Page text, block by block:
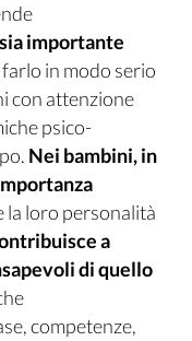
importante
in modo serio
con attenzione
psico-
Nei bambini, in
la loro personalità
a
di quello
competenze,